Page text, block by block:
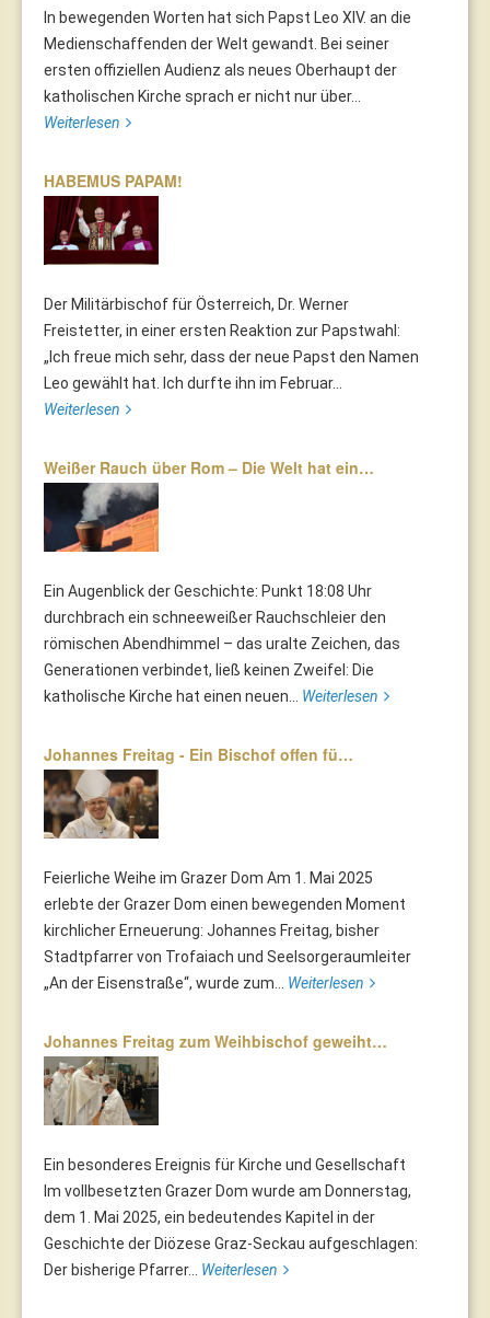
In bewegenden Worten hat sich Papst Leo XIV. an die
Medienschaffenden der Welt gewandt. Bei seiner
ersten offiziellen Audienz als neues Oberhaupt der
katholischen Kirche sprach er nicht nur über...
Weiterlesen
HABEMUS PAPAM!
Der Militärbischof für Österreich, Dr. Werner
Freistetter, in einer ersten Reaktion zur Papstwahl:
„Ich freue mich sehr, dass der neue Papst den Namen
Leo gewählt hat. Ich durfte ihn im Februar...
Weiterlesen
Weißer Rauch über Rom – Die Welt hat ein…
Ein Augenblick der Geschichte: Punkt 18:08 Uhr
durchbrach ein schneeweißer Rauchschleier den
römischen Abendhimmel – das uralte Zeichen, das
Generationen verbindet, ließ keinen Zweifel: Die
katholische Kirche hat einen neuen... Weiterlesen
Johannes Freitag - Ein Bischof offen fü…
Feierliche Weihe im Grazer Dom Am 1. Mai 2025
erlebte der Grazer Dom einen bewegenden Moment
kirchlicher Erneuerung: Johannes Freitag, bisher
Stadtpfarrer von Trofaiach und Seelsorgeraumleiter
„An der Eisenstraße“, wurde zum... Weiterlesen
Johannes Freitag zum Weihbischof geweiht…
Ein besonderes Ereignis für Kirche und Gesellschaft
Im vollbesetzten Grazer Dom wurde am Donnerstag,
dem 1. Mai 2025, ein bedeutendes Kapitel in der
Geschichte der Diözese Graz-Seckau aufgeschlagen:
Der bisherige Pfarrer... Weiterlesen